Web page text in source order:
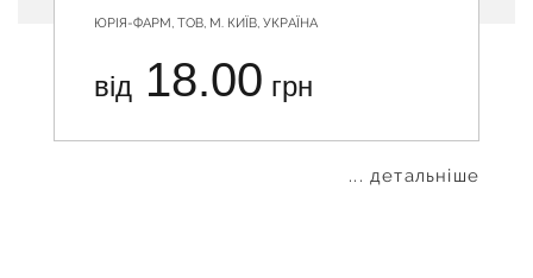
ЮРІЯ-ФАРМ, ТОВ, М. КИЇВ, УКРАЇНА
від 18.00 грн
... детальніше